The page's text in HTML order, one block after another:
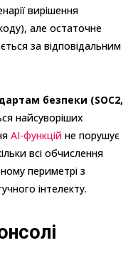
вирішення
але остаточне
за відповідальним
безпеки (SOC2,
найсуворіших
AI-функцій не порушує
всі обчислення
периметрі з
інтелекту.